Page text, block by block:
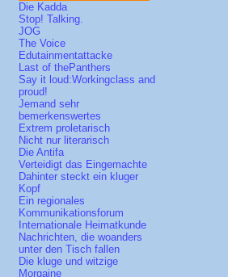
Die Kadda
Stop! Talking.
JOG
The Voice
Edutainmentattacke
Last of thePanthers
Say it loud:Workingclass and
proud!
Jemand sehr
bemerkenswertes
Extrem proletarisch
Nicht nur literarisch
Die Antifa
Verteidigt das Eingemachte
Dahinter steckt ein kluger
Kopf
Ein regionales
Kommunikationsforum
Internationale Heimatkunde
Nachrichten, die woanders
unter den Tisch fallen
Die kluge und witzige
Morgaine